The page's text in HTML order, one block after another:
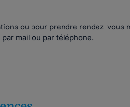
ou pour prendre rendez-vous
par mail ou par téléphone.